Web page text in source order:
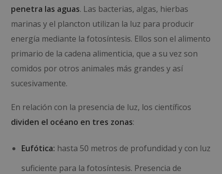
penetra las aguas. Las bacterias, algas, hierbas
marinas y el plancton utilizan la luz para producir
energía mediante la fotosíntesis. Ellos son el alimento
primario de la cadena alimenticia, que a su vez son
comidos por otros animales más grandes y así
sucesivamente.
En relación con la presencia de luz, los científicos
dividen el océano en tres zonas:
Eufótica: hasta 50 metros de profundidad y con luz
suficiente para la fotosíntesis. Presencia de